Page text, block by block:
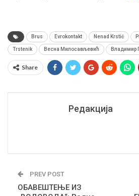
Brus Evrokontakt Nenad Krstić
Trstenik Весна Милосављевић Владимир
Share
Редакција
PREV POST
ОБАВЕШТЕЊЕ ИЗ